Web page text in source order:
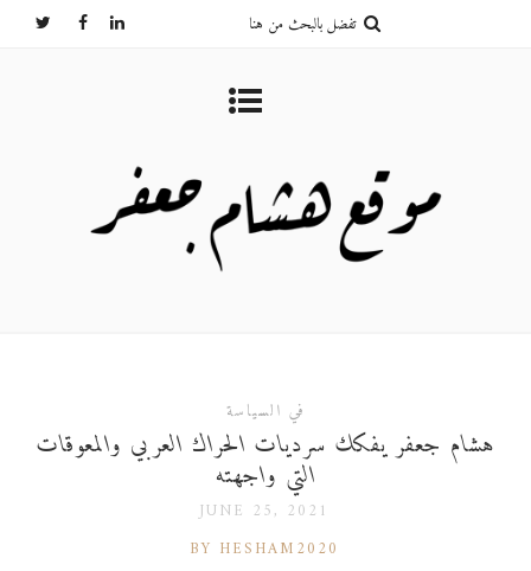
في السياسة
هشام جعفر يفكك سرديات الحراك العربي والمعوقات
التي واجهته
JUNE 25, 2021
BY HESHAM2020